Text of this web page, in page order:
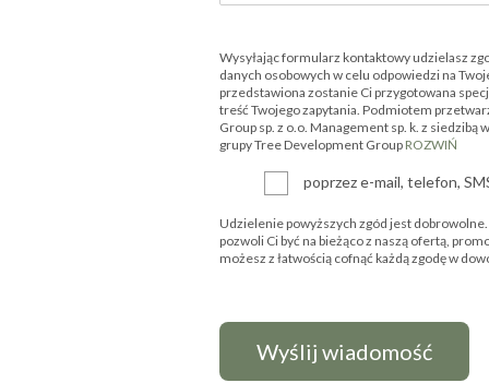
Wysyłając formularz kontaktowy udzielasz
danych osobowych w celu odpowiedzi na
przedstawiona zostanie Ci przygotowana
treść Twojego zapytania. Podmiotem
Group sp. z o.o. Management sp. k. z siedzibą
grupy Tree Development Group ROZWIŃ
poprzez e-mail, telefon,
Udzielenie powyższych zgód jest
pozwoli Ci być na bieżąco z naszą ofertą,
możesz z łatwością cofnąć każdą zgodę w